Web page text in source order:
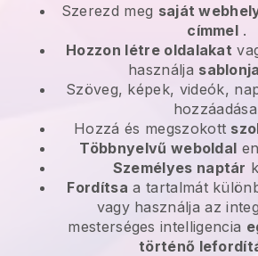
Szerezd meg saját
címmel .
Hozzon létre oldalakat
használja
Szöveg, képek, videók,
Hozzá és megszokott
Többnyelvű weboldal
Személyes naptár
Fordítsa a tartalmát
vagy használja az
mesterséges intelligencia
történő